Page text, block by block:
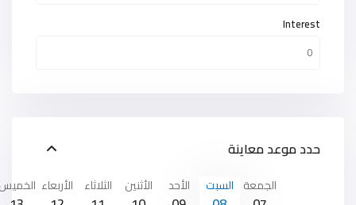
Interest
حدد موعد معاينة
الجمعة السبت الأحد الأثنين الثلاثاء الأربعاء